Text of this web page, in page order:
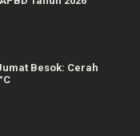
Besok: Cerah